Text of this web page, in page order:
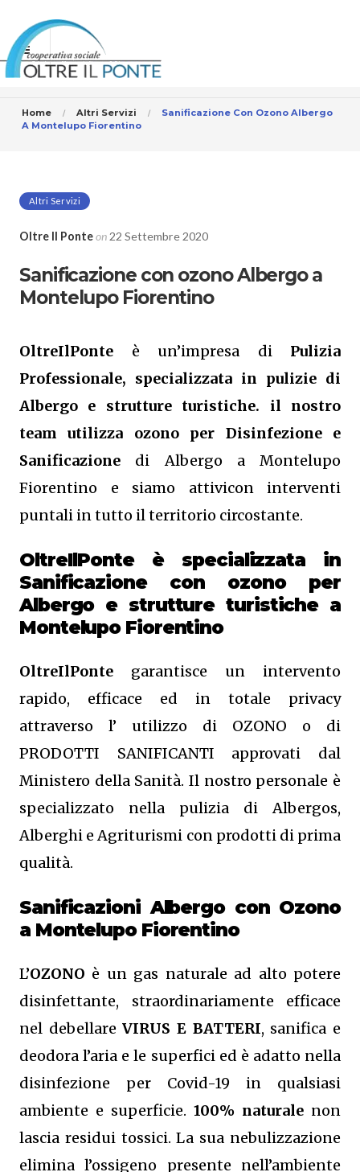
Home Altri Servizi
Sanificazione Con Ozono Albergo
A Montelupo Fiorentino
Altri Servizi
Oltre Il Ponteon22 Settembre 2020
Sanificazione con ozono Albergo a
Montelupo Fiorentino
OltreIlPonte è un’impresa di Pulizia
Professionale, specializzata in pulizie di
Albergo e strutture turistiche. il nostro
team utilizza ozono per Disinfezione e
Sanificazione di Albergo a Montelupo
Fiorentino e siamo attivicon interventi
puntali in tutto il territorio circostante.
OltreIlPonte è specializzata in
Sanificazione con ozono per
Albergo e strutture turistiche a
Montelupo Fiorentino
OltreIlPonte garantisce un intervento
rapido, efficace ed in totale privacy
attraverso l’ utilizzo di OZONO o di
PRODOTTI SANIFICANTI approvati dal
Ministero della Sanità. Il nostro personale è
specializzato nella pulizia di Albergos,
Alberghi e Agriturismi con prodotti di prima
qualità.
Sanificazioni Albergo con Ozono
a Montelupo Fiorentino
L’OZONO è un gas naturale ad alto potere
disinfettante, straordinariamente efficace
nel debellareVIRUS E BATTERI, sanifica e
deodora l’aria e le superfici ed è adatto nella
disinfezione per Covid-19 in qualsiasi
ambiente e superficie. 100% naturale non
lascia residui tossici.La sua nebulizzazione
elimina l’ossigeno presente nell’ambiente